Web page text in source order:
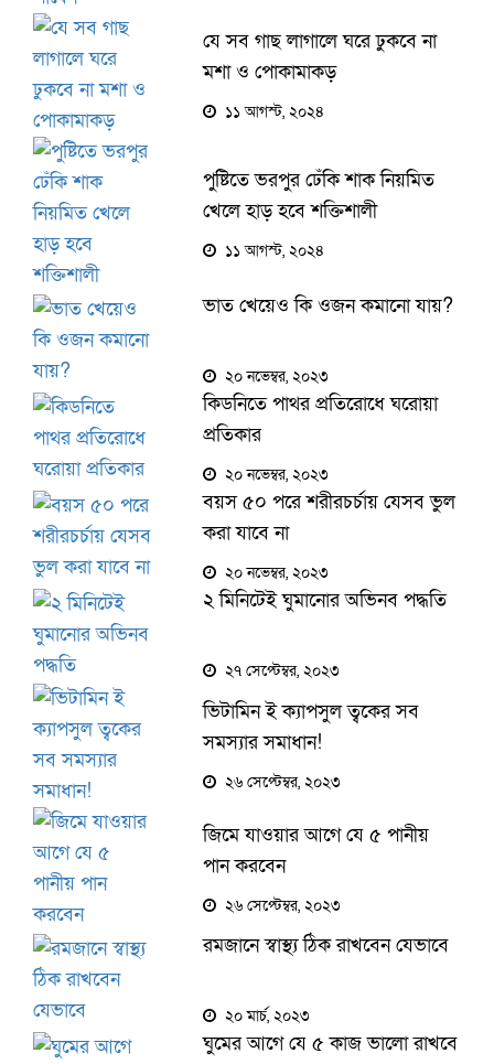
যে সব গাছ লাগালে ঘরে ঢুকবে না
মশা ও পোকামাকড়
১১ আগস্ট, ২০২৪
পুষ্টিতে ভরপুর ঢেঁকি শাক নিয়মিত
খেলে হাড় হবে শক্তিশালী
১১ আগস্ট, ২০২৪
ভাত খেয়েও কি ওজন কমানো যায়?
২০ নভেম্বর, ২০২৩
কিডনিতে পাথর প্রতিরোধে ঘরোয়া
প্রতিকার
২০ নভেম্বর, ২০২৩
বয়স ৫০ পরে শরীরচর্চায় যেসব ভুল
করা যাবে না
২০ নভেম্বর, ২০২৩
২ মিনিটেই ঘুমানোর অভিনব পদ্ধতি
২৭ সেপ্টেম্বর, ২০২৩
ভিটামিন ই ক্যাপসুল ত্বকের সব
সমস্যার সমাধান!
২৬ সেপ্টেম্বর, ২০২৩
জিমে যাওয়ার আগে যে ৫ পানীয়
পান করবেন
২৬ সেপ্টেম্বর, ২০২৩
রমজানে স্বাস্থ্য ঠিক রাখবেন যেভাবে
২০ মার্চ, ২০২৩
ঘুমের আগে যে ৫ কাজ ভালো রাখবে